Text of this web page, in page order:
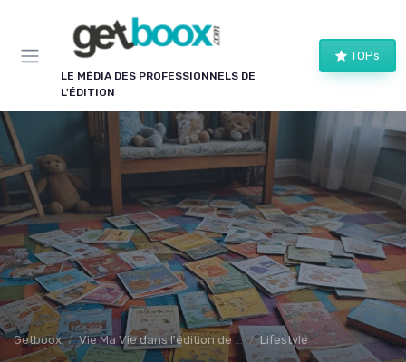
LE MÉDIA DES PROFESSIONNELS DE
L'ÉDITION
TOPs
Getboox Vie Ma Vie dans l'édition de livre Lifestyle